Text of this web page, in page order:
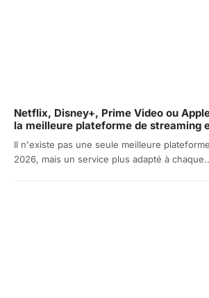
Netflix, Disney+, Prime Video ou
la meilleure plateforme de streaming
Il n'existe pas une seule meilleure
2026, mais un service plus adapté à